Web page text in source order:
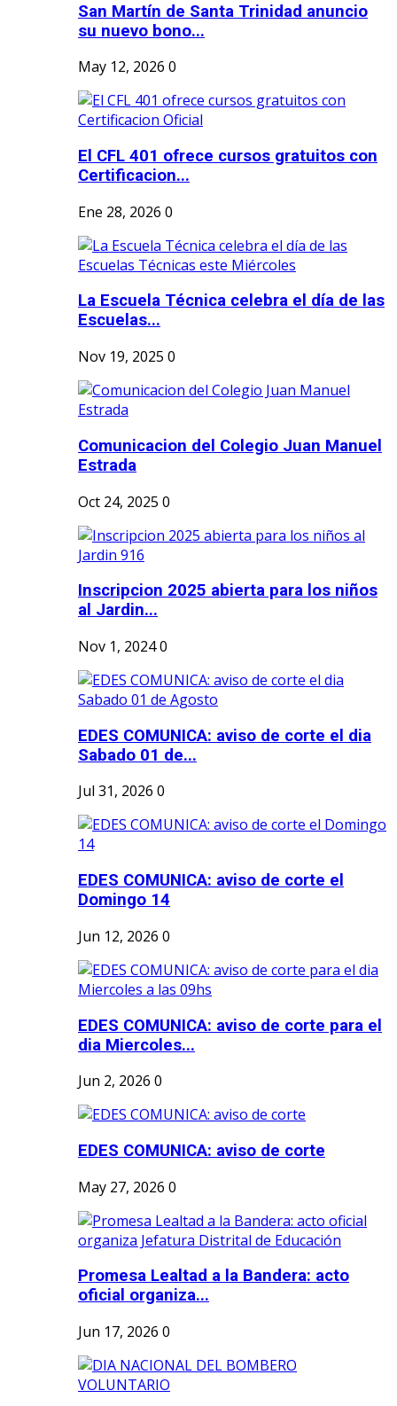
San Martín de Santa Trinidad anuncio
su nuevo bono...
May 12, 2026 0
El CFL 401 ofrece cursos gratuitos con
Certificacion...
Ene 28, 2026 0
La Escuela Técnica celebra el día de las
Escuelas...
Nov 19, 2025 0
Comunicacion del Colegio Juan Manuel
Estrada
Oct 24, 2025 0
Inscripcion 2025 abierta para los niños
al Jardin...
Nov 1, 20240
EDES COMUNICA: aviso de corte el dia
Sabado 01 de...
Jul 31, 2026 0
EDES COMUNICA: aviso de corte el
Domingo 14
Jun 12, 2026 0
EDES COMUNICA: aviso de corte para el
dia Miercoles...
Jun 2, 2026 0
EDES COMUNICA: aviso de corte
May 27, 2026 0
Promesa Lealtad a la Bandera: acto
oficial organiza...
Jun 17, 2026 0